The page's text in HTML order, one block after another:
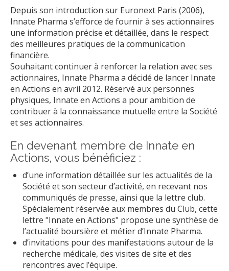
Depuis son introduction sur Euronext Paris (2006),
Innate Pharma s’efforce de fournir à ses actionnaires
une information précise et détaillée, dans le respect
des meilleures pratiques de la communication
financière.
Souhaitant continuer à renforcer la relation avec ses
actionnaires, Innate Pharma a décidé de lancer Innate
en Actions en avril 2012. Réservé aux personnes
physiques, Innate en Actions a pour ambition de
contribuer à la connaissance mutuelle entre la Société
et ses actionnaires.
En devenant membre de Innate en
Actions, vous bénéficiez :
d’une information détaillée sur les actualités de la
Société et son secteur d’activité, en recevant nos
communiqués de presse, ainsi que la lettre club.
Spécialement réservée aux membres du Club, cette
lettre "Innate en Actions" propose une synthèse de
l’actualité boursière et métier d’Innate Pharma.
d’invitations pour des manifestations autour de la
recherche médicale, des visites de site et des
rencontres avec l’équipe.